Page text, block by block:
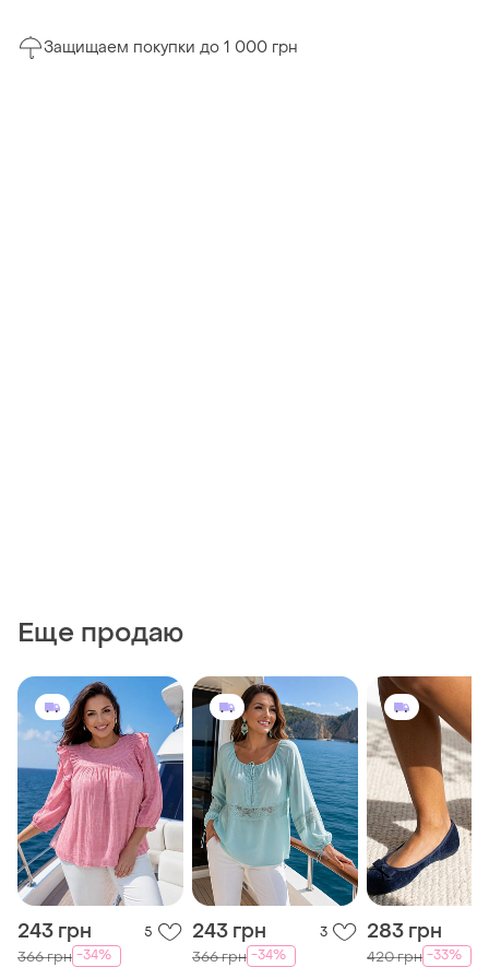
Защищаем покупки до 1 000 грн
Еще продаю
243 грн 5
366 грн -34%
243 грн 3
366 грн -34%
283 грн
420 грн -33%